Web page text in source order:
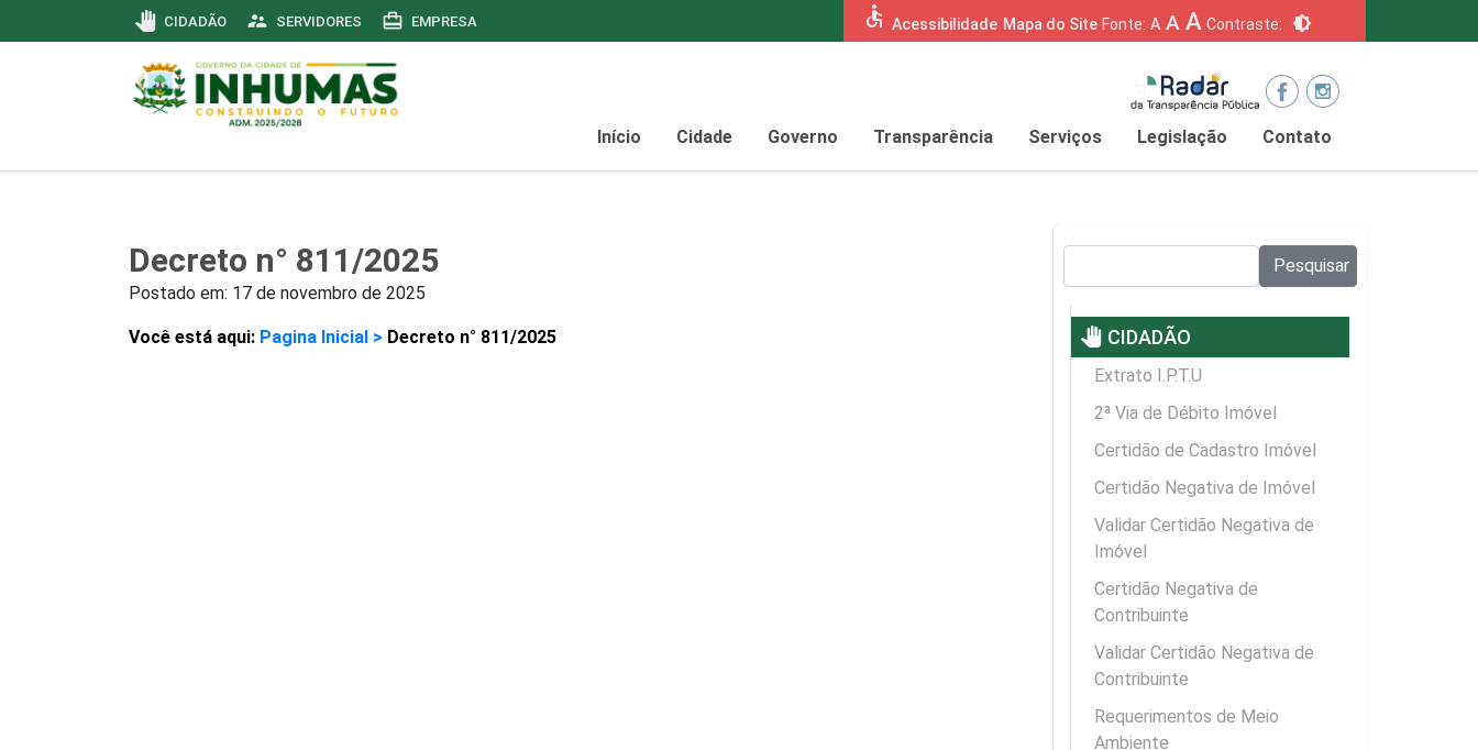
pan_tool CIDADÃO supervisor_account SERVIDORES card_travel EMPRESA accessible Acessibilidade Mapa do Site Fonte: A A A Contraste: brightness_6
Início Cidade Governo Transparência Serviços Legislação Contato
Decreto n° 811/2025
Postado em: 17 de novembro de 2025
Você está aqui: Pagina Inicial > Decreto n° 811/2025
Pesquisar
pan_tool CIDADÃO
Extrato I.P.T.U
2ª Via de Débito Imóvel
Certidão de Cadastro Imóvel
Certidão Negativa de Imóvel
Validar Certidão Negativa de
Imóvel
Certidão Negativa de
Contribuinte
Validar Certidão Negativa de
Contribuinte
Requerimentos de Meio
Ambiente